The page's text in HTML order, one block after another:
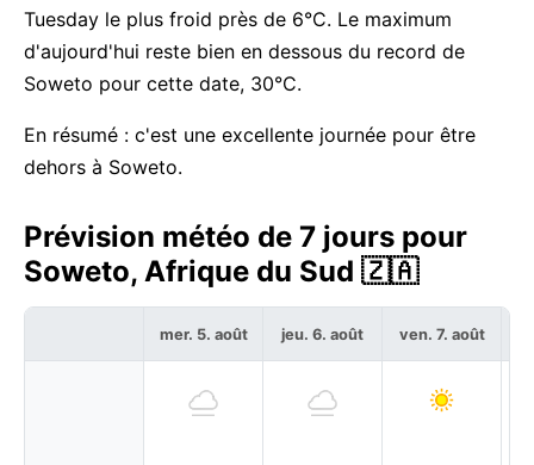
Tuesday le plus froid près de 6°C. Le maximum
d'aujourd'hui reste bien en dessous du record de
Soweto pour cette date, 30°C.
En résumé : c'est une excellente journée pour être
dehors à Soweto.
Prévision météo de 7 jours pour
Soweto, Afrique du Sud 🇿🇦
mer. 5. août jeu. 6. août ven. 7. août